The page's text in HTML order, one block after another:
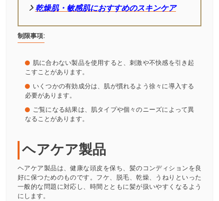
乾燥肌・敏感肌におすすめのスキンケア
制限事項:
肌に合わない製品を使用すると、刺激や不快感を引き起
こすことがあります。
いくつかの有効成分は、肌が慣れるよう徐々に導入する
必要があります。
ご覧になる結果は、肌タイプや個々のニーズによって異
なることがあります。
ヘアケア製品
ヘアケア製品は、健康な頭皮を保ち、髪のコンディションを良
好に保つためのものです。フケ、脱毛、乾燥、うねりといった
一般的な問題に対応し、時間とともに髪が扱いやすくなるよう
にします。